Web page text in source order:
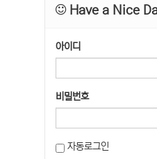
Have a Nice
아이디
비밀번호
자동로그인